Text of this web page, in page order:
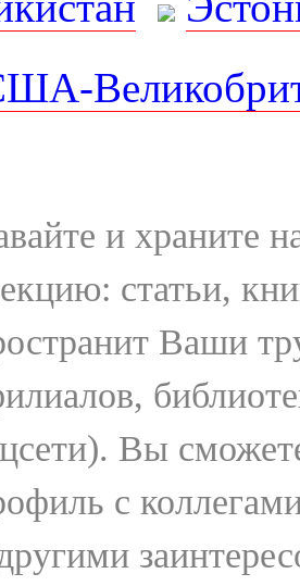
и храните
статьи,
Ваши
Вы
с